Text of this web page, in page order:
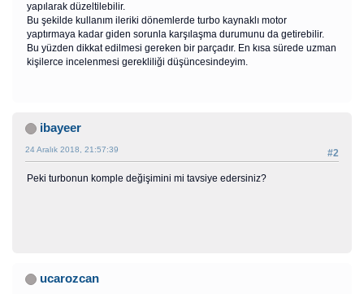
yapılarak düzeltilebilir.
Bu şekilde kullanım ileriki dönemlerde turbo kaynaklı motor
yaptırmaya kadar giden sorunla karşılaşma durumunu da getirebilir.
Bu yüzden dikkat edilmesi gereken bir parçadır. En kısa sürede uzman
kişilerce incelenmesi gerekliliği düşüncesindeyim.
ibayeer
#2
24 Aralık 2018, 21:57:39
Peki turbonun komple değişimini mi tavsiye edersiniz?
ucarozcan